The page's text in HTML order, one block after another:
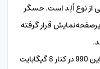
نوع اُلِد است. حسگر
قرار گرفته
وجود تراشه فوق ‌العاده قدرتمند کراین 990 در کنار 8 گیگابایت